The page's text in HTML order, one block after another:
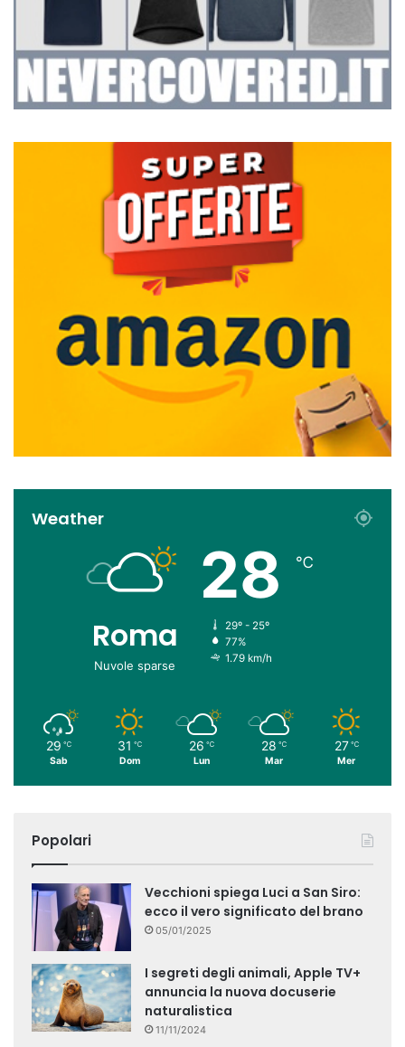
Weather
Roma
Nuvole sparse
28 ℃
29º - 25º
77%
1.79 km/h
29 ℃
Sab
31 ℃
Dom
26 ℃
Lun
28 ℃
Mar
27 ℃
Mer
Popolari
Vecchioni spiega Luci a San Siro:
ecco il vero significato del brano
05/01/2025
I segreti degli animali, Apple TV+
annuncia la nuova docuserie
naturalistica
11/11/2024